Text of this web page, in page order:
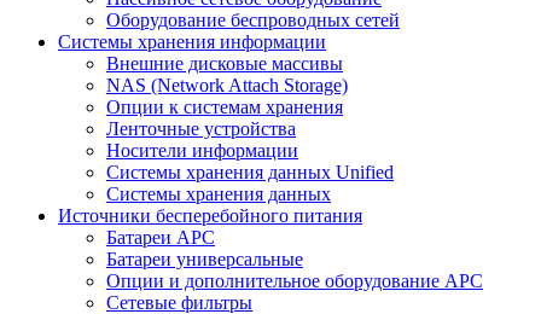
Оборудование беспроводных сетей
Системы хранения информации
Внешние дисковые массивы
NAS (Network Attach Storage)
Опции к системам хранения
Ленточные устройства
Носители информации
Системы хранения данных Unified
Системы хранения данных
Источники бесперебойного питания
Батареи APC
Батареи универсальные
Опции и дополнительное оборудование АРС
Сетевые фильтры